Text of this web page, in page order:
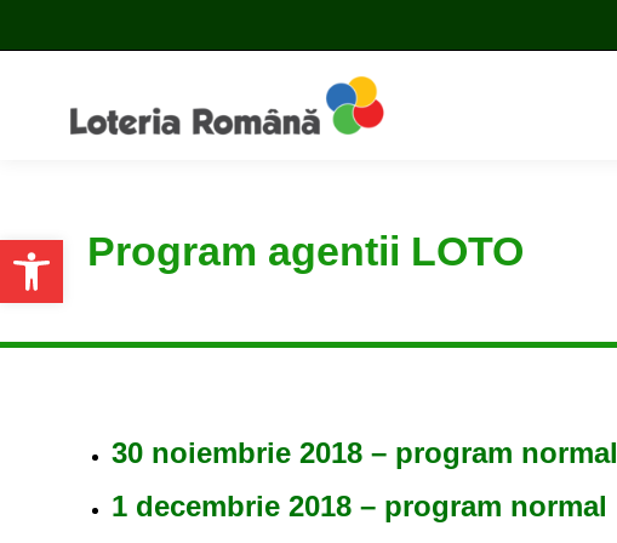
Open toolbarProgram agentii LOTO
30 noiembrie 2018 – program normal
1 decembrie 2018 – program normal